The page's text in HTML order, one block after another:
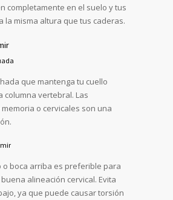
completamente en el suelo y tus
la misma altura que tus caderas.
que mantenga tu cuello
columna vertebral. Las
o cervicales son una
o boca arriba es preferible para
alineación cervical. Evita
ya que puede causar torsión